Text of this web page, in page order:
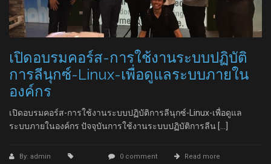
เปิดอบรมคอร์ส-การใช้งานระบบปฏิบัติ
การลีนุกซ์-Linux-เพื่อดูแลระบบภายใน
องค์กร
เปิดอบรมคอร์ส-การใช้งานระบบปฏิบัติการลีนุกซ์-Linux-เพื่อดูแล
ระบบภายในองค์กร ปัจจุบันการใช้งานระบบปฏิบัติการลีน […]
By: admin 0 comment Read more